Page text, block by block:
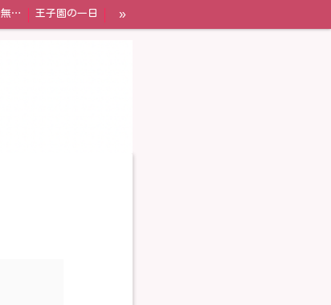
幼児教育・保育の無償化制度 王子園の一日 »